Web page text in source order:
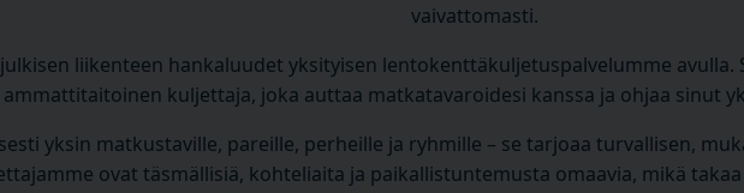
vaivattomasti.
liikenteen hankaluudet yksityisen lentokenttäkuljetuspalvelumme avulla.
ammattitaitoinen kuljettaja, joka auttaa matkatavaroidesi kanssa ja ohjaa sinut
yksin matkustaville, pareille, perheille ja ryhmille – se tarjoaa turvallisen,
ovat täsmällisiä, kohteliaita ja paikallistuntemusta omaavia, mikä